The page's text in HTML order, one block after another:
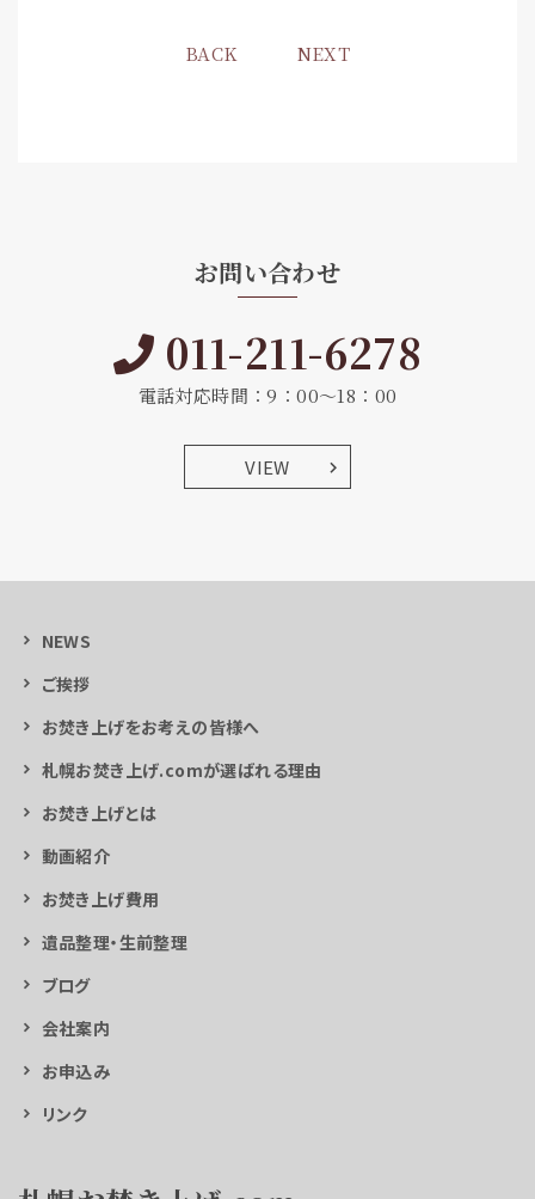
BACK NEXT
お問い合わせ
011-211-6278
電話対応時間：9：00～18：00
VIEW
NEWS
ご挨拶
お焚き上げをお考えの皆様へ
札幌お焚き上げ.comが選ばれる理由
お焚き上げとは
動画紹介
お焚き上げ費用
遺品整理・生前整理
ブログ
会社案内
お申込み
リンク